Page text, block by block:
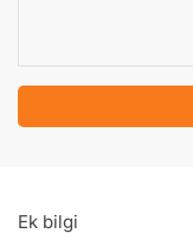
Ek bilgi